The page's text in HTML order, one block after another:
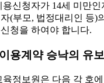
신청자가 14세 미만인
(부모, 법정대리인 등)
청을 하여야 합니다.
용계약 승낙의 유
정보원은 다음 각 호